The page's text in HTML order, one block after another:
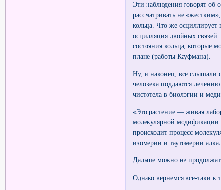
Эти наблюдения говорят об
рассматривать не
кольца. Что же осциллирует
осцилляция двойных
состояния кольца, которые
плане (работы Кауфмана).
Ну, и наконец, все слышали
человека поддаются
чистотела в биологии и
«Это растение — живая
молекулярной модификации
происходит процесс
изомерии и таутомерии
Дальше можно не
Однако вернемся все-таки к